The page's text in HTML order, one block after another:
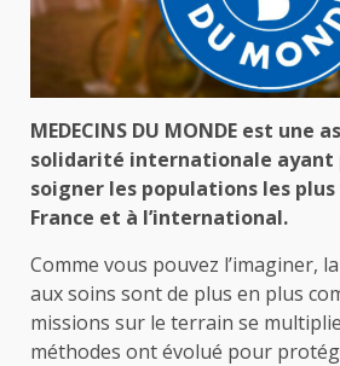
MEDECINS DU MONDE est une
solidarité internationale ayant
soigner les populations les
France et à l’international.
Comme vous pouvez l’imaginer,
aux soins sont de plus en plus
missions sur le terrain se
méthodes ont évolué pour